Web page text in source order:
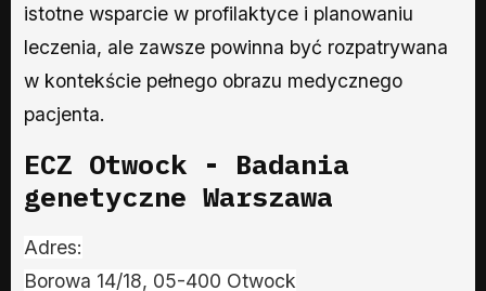
istotne wsparcie w profilaktyce i planowaniu
leczenia, ale zawsze powinna być rozpatrywana
w kontekście pełnego obrazu medycznego
pacjenta.
ECZ Otwock - Badania
genetyczne Warszawa
Adres:
Borowa 14/18, 05-400 Otwock